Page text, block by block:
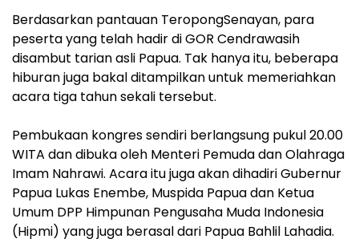
Berdasarkan pantauan TeropongSenayan, para
peserta yang telah hadir di GOR Cendrawasih
disambut tarian asli Papua. Tak hanya itu, beberapa
hiburan juga bakal ditampilkan untuk memeriahkan
acara tiga tahun sekali tersebut.
Pembukaan kongres sendiri berlangsung pukul 20.00
WITA dan dibuka oleh Menteri Pemuda dan Olahraga
Imam Nahrawi. Acara itu juga akan dihadiri Gubernur
Papua Lukas Enembe, Muspida Papua dan Ketua
Umum DPP Himpunan Pengusaha Muda Indonesia
(Hipmi) yang juga berasal dari Papua Bahlil Lahadia.